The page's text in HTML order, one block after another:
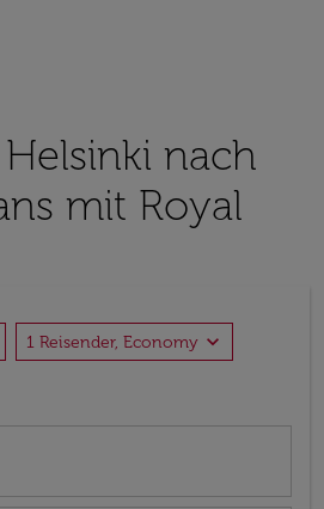
nach
mit Royal
1 Reisender, Economy expand_more